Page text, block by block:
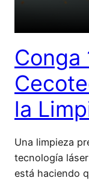
Conga
la
Una limpieza
tecnología
está haciendo